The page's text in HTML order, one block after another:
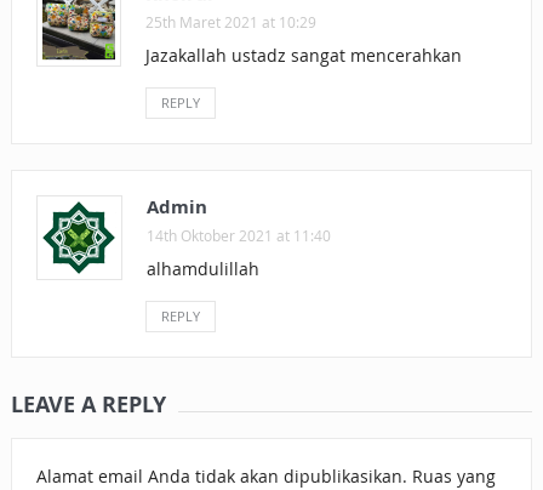
25th Maret 2021 at 10:29
Jazakallah ustadz sangat mencerahkan
REPLY
Admin
14th Oktober 2021 at 11:40
alhamdulillah
REPLY
LEAVE A REPLY
Alamat email Anda tidak akan dipublikasikan. Ruas yang